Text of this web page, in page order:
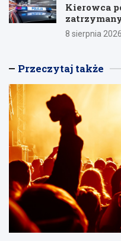
Kierowca
8 sierpnia 2026
Przeczytaj także